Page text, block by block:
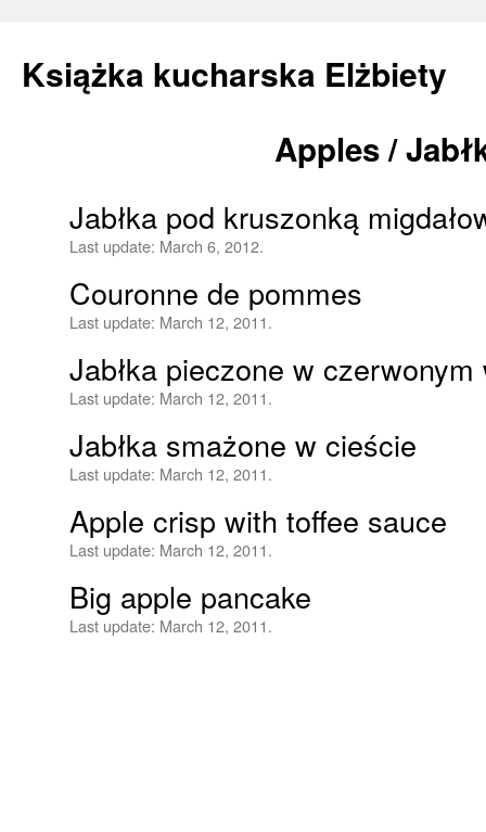
Książka kucharska Elżbiety
content
Apples /
Jabłka pod kruszonką
Last update: March 6, 2012.
Couronne de pommes
Last update: March 12, 2011.
Jabłka pieczone w czerwonym
Last update: March 12, 2011.
Jabłka smażone w cieście
Last update: March 12, 2011.
Apple crisp with toffee sauce
Last update: March 12, 2011.
Big apple pancake
Last update: March 12, 2011.